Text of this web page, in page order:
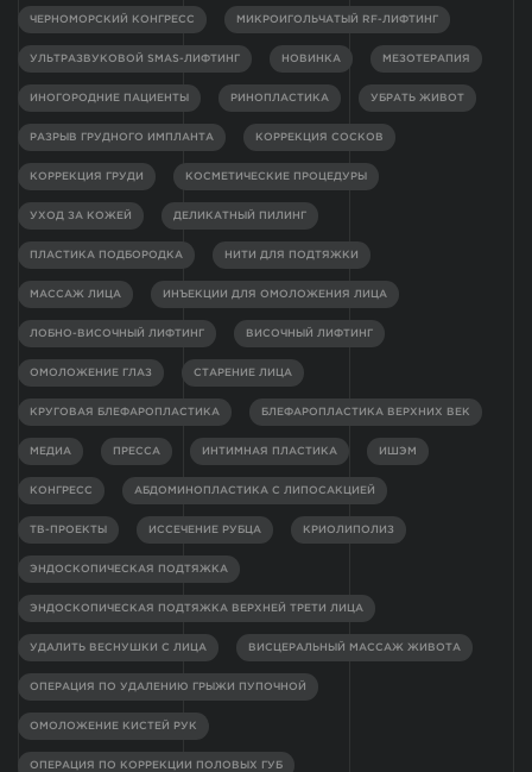
ЧЕРНОМОРСКИЙ КОНГРЕСС МИКРОИГОЛЬЧАТЫЙ RF-ЛИФТИНГ
УЛЬТРАЗВУКОВОЙ SMAS-ЛИФТИНГ НОВИНКА МЕЗОТЕРАПИЯ
ИНОГОРОДНИЕ ПАЦИЕНТЫ РИНОПЛАСТИКА УБРАТЬ ЖИВОТ
РАЗРЫВ ГРУДНОГО ИМПЛАНТА КОРРЕКЦИЯ СОСКОВ
КОРРЕКЦИЯ ГРУДИ КОСМЕТИЧЕСКИЕ ПРОЦЕДУРЫ
УХОД ЗА КОЖЕЙ ДЕЛИКАТНЫЙ ПИЛИНГ
ПЛАСТИКА ПОДБОРОДКА НИТИ ДЛЯ ПОДТЯЖКИ
МАССАЖ ЛИЦА ИНЪЕКЦИИ ДЛЯ ОМОЛОЖЕНИЯ ЛИЦА
ЛОБНО-ВИСОЧНЫЙ ЛИФТИНГ ВИСОЧНЫЙ ЛИФТИНГ
ОМОЛОЖЕНИЕ ГЛАЗ СТАРЕНИЕ ЛИЦА
КРУГОВАЯ БЛЕФАРОПЛАСТИКА БЛЕФАРОПЛАСТИКА ВЕРХНИХ ВЕК
МЕДИА ПРЕССА ИНТИМНАЯ ПЛАСТИКА ИШЭМ
КОНГРЕСС АБДОМИНОПЛАСТИКА С ЛИПОСАКЦИЕЙ
ТВ-ПРОЕКТЫ ИССЕЧЕНИЕ РУБЦА КРИОЛИПОЛИЗ
ЭНДОСКОПИЧЕСКАЯ ПОДТЯЖКА
ЭНДОСКОПИЧЕСКАЯ ПОДТЯЖКА ВЕРХНЕЙ ТРЕТИ ЛИЦА
УДАЛИТЬ ВЕСНУШКИ С ЛИЦА ВИСЦЕРАЛЬНЫЙ МАССАЖ ЖИВОТА
ОПЕРАЦИЯ ПО УДАЛЕНИЮ ГРЫЖИ ПУПОЧНОЙ
ОМОЛОЖЕНИЕ КИСТЕЙ РУК
ОПЕРАЦИЯ ПО КОРРЕКЦИИ ПОЛОВЫХ ГУБ